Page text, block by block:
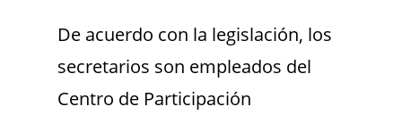
De acuerdo con la legislación, los
secretarios son empleados del
Centro de Participación